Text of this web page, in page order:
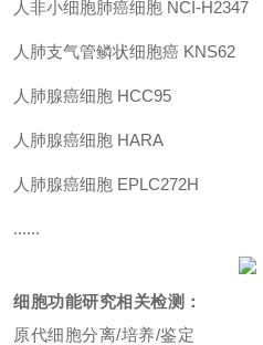
人非小细胞肺癌细胞 NCI-H2347
人肺支气管鳞状细胞癌 KNS62
人肺腺癌细胞 HCC95
人肺腺癌细胞 HARA
人肺腺癌细胞 EPLC272H
......
细胞功能研究相关检测：
原代细胞分离/培养/鉴定